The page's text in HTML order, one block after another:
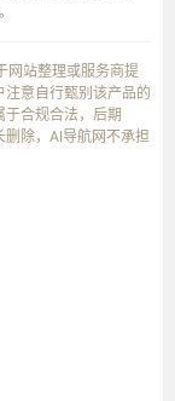
网站整理或服务商提
意自行甄别该产品的
合规合法，后期
删除，AI导航网不承担